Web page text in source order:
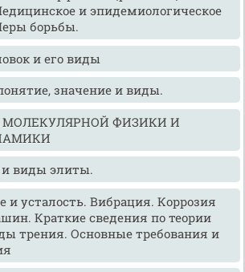
и эпидемиологическое
борьбы.
и его виды
значение и виды.
МОЛЕКУЛЯРНОЙ ФИЗИКИ И
виды элиты.
и усталость. Вибрация. Коррозия
Краткие сведения по теории
трения. Основные требования и